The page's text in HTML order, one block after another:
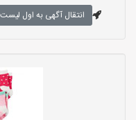
انتقال آگهی به اول